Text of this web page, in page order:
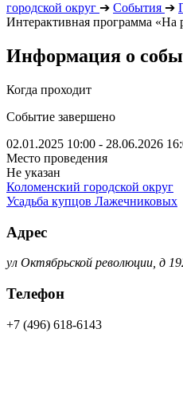
городской округ ➔ События ➔
Интерактивная программа «На
Информация о
Когда проходит
Событие завершено
02.01.2025 10:00 - 28.06.2026
Место проведения
Не указан
Коломенский городской округ
Усадьба купцов Лажечниковых
Адрес
ул Октябрьской революции, д
Телефон
+7 (496) 618-6143